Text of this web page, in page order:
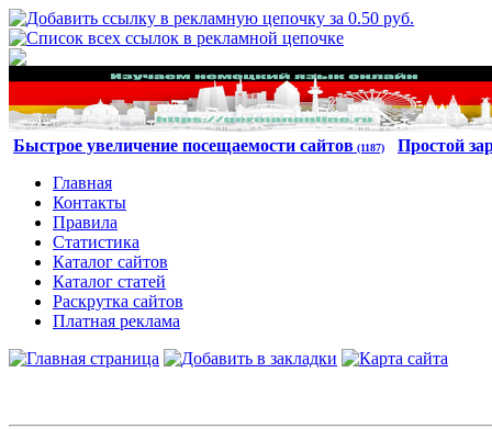
Быстрое увеличение посещаемости сайтов (1187)
Простой
Главная
Контакты
Правила
Статистика
Каталог сайтов
Каталог статей
Раскрутка сайтов
Платная реклама